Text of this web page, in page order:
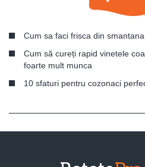
Cum sa faci frisca din smantana
Cum să cureți rapid vinetele
foarte mult munca
10 sfaturi pentru cozonaci